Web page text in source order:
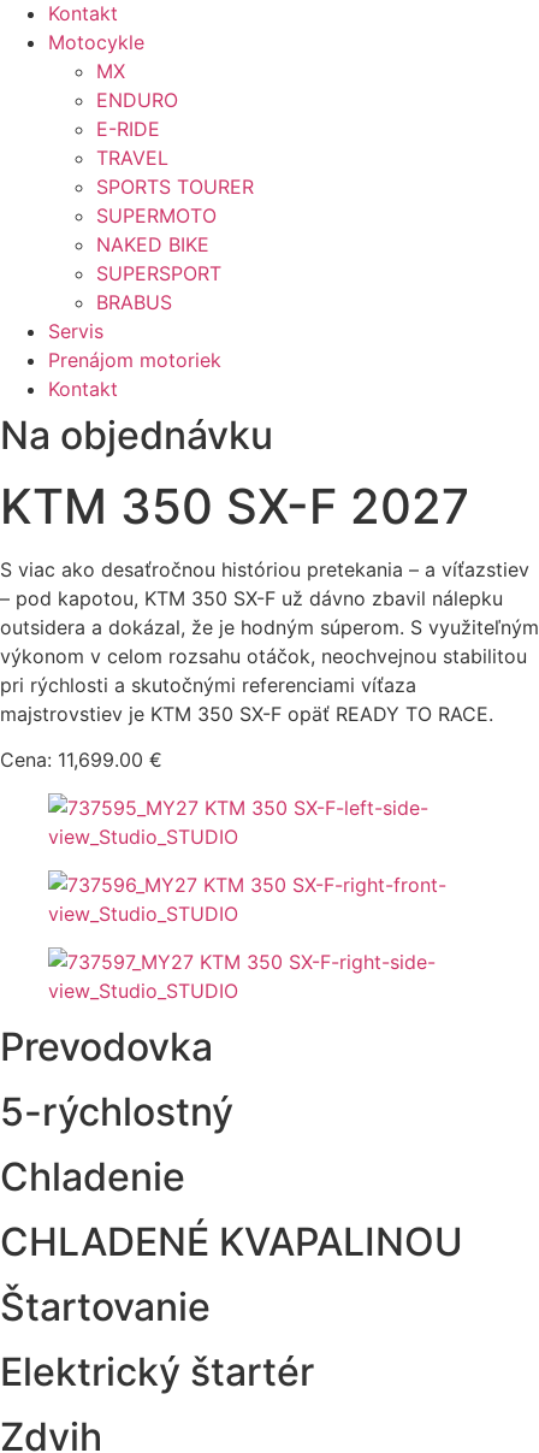
Kontakt
Motocykle
MX
ENDURO
E-RIDE
TRAVEL
SPORTS TOURER
SUPERMOTO
NAKED BIKE
SUPERSPORT
BRABUS
Servis
Prenájom motoriek
Kontakt
Na objednávku
KTM 350 SX-F 2027
S viac ako desaťročnou históriou pretekania – a víťazstiev
– pod kapotou, KTM 350 SX-F už dávno zbavil nálepku
outsidera a dokázal, že je hodným súperom. S využiteľným
výkonom v celom rozsahu otáčok, neochvejnou stabilitou
pri rýchlosti a skutočnými referenciami víťaza
majstrovstiev je KTM 350 SX-F opäť READY TO RACE.
Cena: 11,699.00 €
Prevodovka
5-rýchlostný
Chladenie
CHLADENÉ KVAPALINOU
Štartovanie
Elektrický štartér
Zdvih